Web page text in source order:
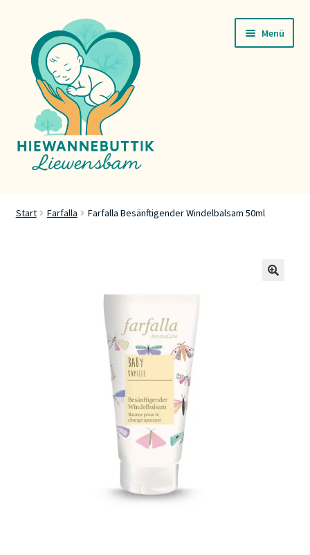
Navigation
springen
Inhalt
springen
Menü
Start Farfalla Farfalla Besänftigender Windelbalsam 50ml